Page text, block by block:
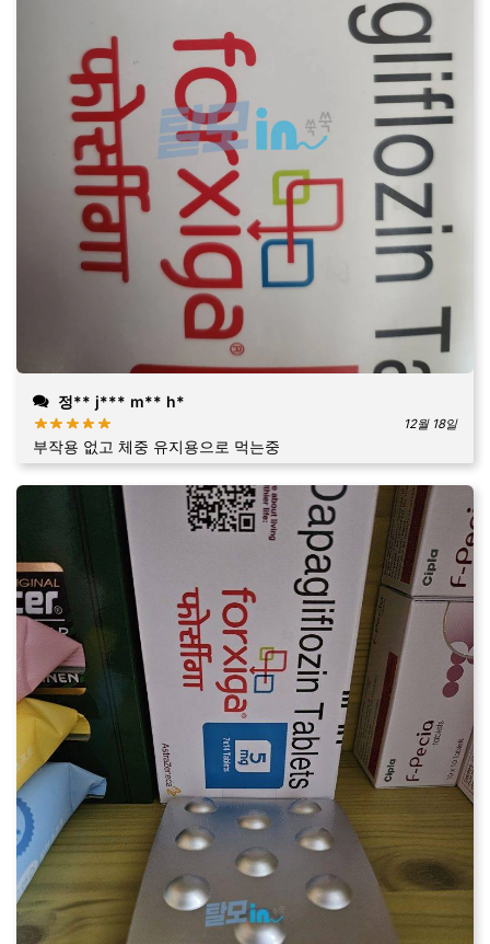
정** j*** m** h*
12월 18일
부작용 없고 체중 유지용으로 먹는중